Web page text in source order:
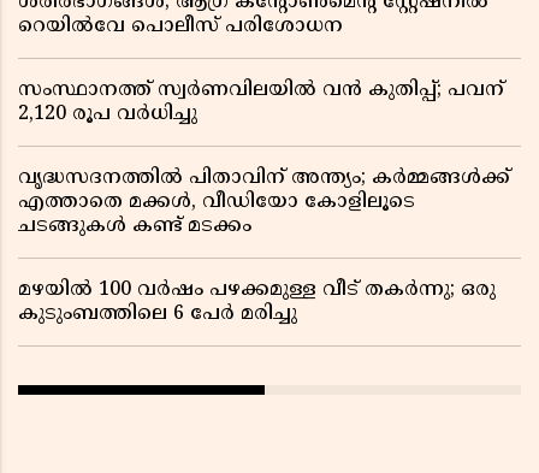
റെയിൽവേ പൊലീസ് പരിശോധന
സംസ്ഥാനത്ത് സ്വര്‍ണവിലയില്‍ വന്‍ കുതിപ്പ്; പവന്
2,120 രൂപ വര്‍ധിച്ചു
വൃദ്ധസദനത്തിൽ പിതാവിന് അന്ത്യം; കർമ്മങ്ങൾക്ക്
എത്താതെ മക്കൾ, വീഡിയോ കോളിലൂടെ
ചടങ്ങുകൾ കണ്ട് മടക്കം
മഴയിൽ 100 വർഷം പഴക്കമുള്ള വീട് തകർന്നു; ഒരു
കുടുംബത്തിലെ 6 പേർ മരിച്ചു